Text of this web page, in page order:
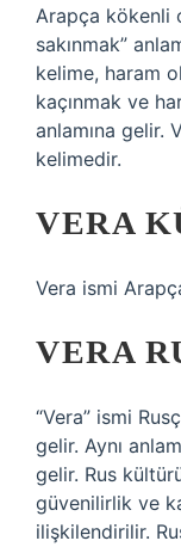
Arapça kökenli
sakınmak”
kelime, haram
kaçınmak ve
anlamına gelir.
kelimedir.
VERA
Vera ismi
VERA
“Vera” ismi
gelir. Aynı
gelir. Rus
güvenilirlik ve
ilişkilendirilir.